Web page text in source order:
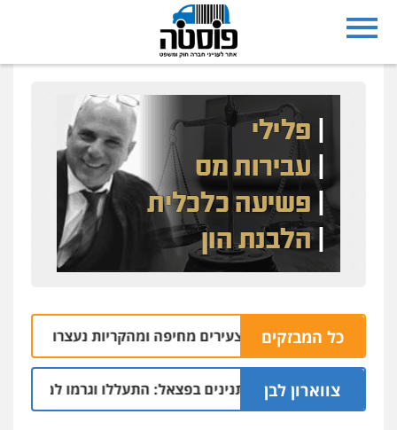
כל המבזקיםשני צעירים מחיפה ומהקריות נעצרו בחשד
צווארון לבן
תובעת את חוות התנינים בפצאל: התעללו וגרמו למוות כתוצאה